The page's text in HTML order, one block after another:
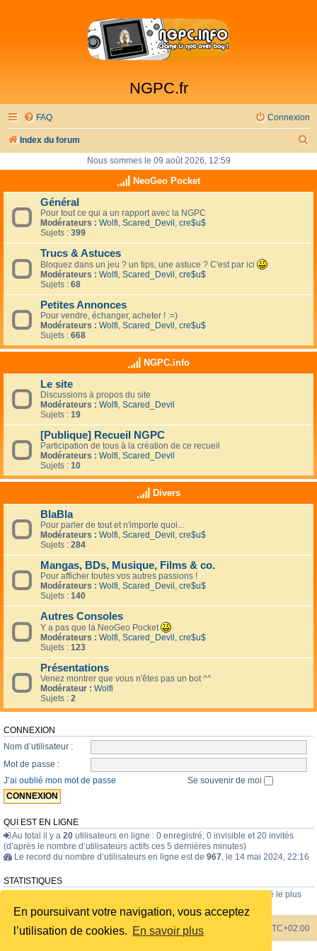
En poursuivant votre navigation, vous acceptez
l’utilisation de cookies. En savoir plus
NGPC.fr
FAQ Connexion
Index du forum
h
Nous sommes le 09 août 2026, 12:59
NeoGeo Pocket
Général
Pour tout ce qui a un rapport avec la NGPC
Modérateurs : Wolfi, Scared_Devil , cre$u$
Sujets : 399
Trucs & Astuces
Bloquez dans un jeu ? un tips, une astuce ? C'est par ici
Modérateurs : Wolfi, Scared_Devil , cre$u$
Sujets : 68
Petites Annonces
Pour vendre, échanger, acheter ! :=)
Modérateurs : Wolfi, Scared_Devil , cre$u$
Sujets : 668
NGPC.info
Le site
Discussions à propos du site
Modérateurs : Wolfi, Scared_Devil
Sujets : 19
[Publique] Recueil NGPC
Participation de tous à la création de ce recueil
Modérateurs : Wolfi, Scared_Devil
Sujets : 10
Divers
BlaBla
Pour parler de tout et n'importe quoi...
Modérateurs : Wolfi, Scared_Devil, cre$u$
Sujets : 284
Mangas, BDs, Musique, Films & co.
Pour afficher toutes vos autres passions !
Modérateurs : Wolfi, Scared_Devil, cre$u$
Sujets : 140
Autres Consoles
Y a pas que la NeoGeo Pocket
Modérateurs : Wolfi, Scared_Devil, cre$u$
Sujets : 123
Présentations
Venez montrer que vous n'êtes pas un bot ^^
Modérateur : Wolfi
Sujets : 2
CONNEXION
Nom d’utilisateur :
Mot de passe :
J’ai oublié mon mot de passe
Se souvenir de moi
QUI EST EN LIGNE
Au total il y a 20 utilisateurs en ligne : 0 enregistré, 0 invisible et 20 invités
(d’après le nombre d’utilisateurs actifs ces 5 dernières minutes)
Le record du nombre d’utilisateurs en ligne est de 967, le 14 mai 2024, 22:16
STATISTIQUES
membres • Le membre enregistré le plus
récent est
internavigator
Index du forum Heures au format UTC+02:00